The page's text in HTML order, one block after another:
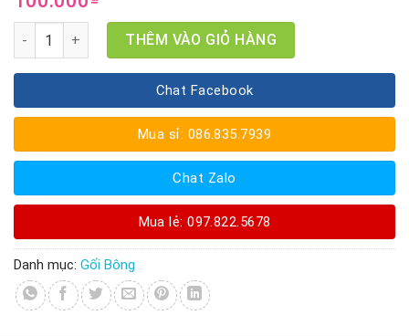
Gối Ôm Cá Sấu số lượngTHÊM VÀO GIỎ HÀNG
Chat Facebook
Mua sỉ: 086.835.7939
Chat Zalo
Mua lẻ: 097.822.5678
Danh mục: Gối Bông